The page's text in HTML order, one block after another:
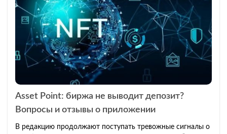
Asset Point: биржа не выводит депозит?
Вопросы и отзывы о приложении
В редакцию продолжают поступать тревожные сигналы о